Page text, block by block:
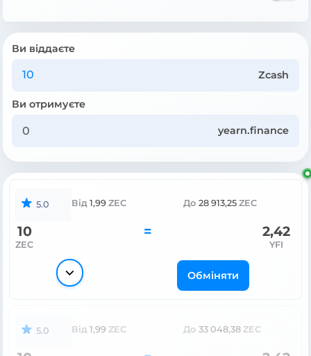
Ви віддаєте
Zcash
Ви отримуєте
yearn.finance
5.0 Від 1,99 ZEC До 28 913,25 ZEC
10
ZEC
= 2,42
YFI
Обміняти
5.0 Від 1,99 ZEC До 33 048,38 ZEC